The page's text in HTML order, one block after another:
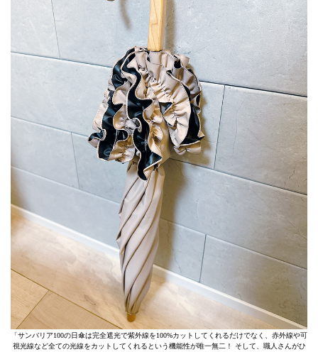
「サンバリア100の日傘は完全遮光で紫外線を100%カットしてくれるだけでなく、赤外線や可
視光線など全ての光線をカットしてくれるという機能性が唯一無二！ そして、職人さんがひ